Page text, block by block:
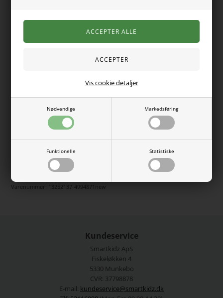
Nødvendige Markedsføring
Funktionelle Statistiske
Vis cookie detaljer
Disse strikkede bukser har fine blomsterapplikationer på det
bevægelsesfrihed og komfort. Med justerbar talje og
ribkanter ved anklerne sidder de godt.
Farve: Lilac Marble
Pasform: Regular Fit
Materiale: 100% økologisk bomuld
Vaskeanvisning: Maskinvask 30°C skånsom, Må ikke
tørretumbles
Name It
Varenummer: 13252137-4994871new
Kundeservice
Smartkidz ApS
Fiskeløkken 4
5330 Munkebo
CVR: 37798878
E-mail: kundeservice@smartkidz.dk